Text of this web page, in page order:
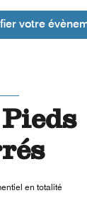
votre
en totalité